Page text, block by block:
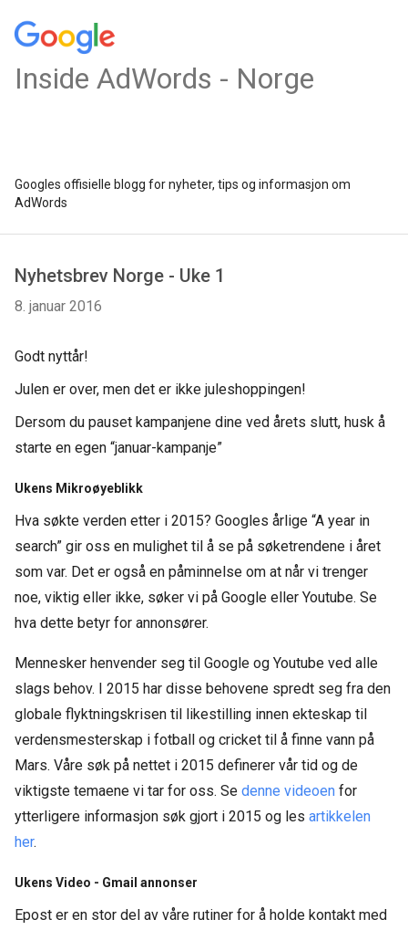
Inside AdWords - Norge
Googles offisielle blogg for nyheter, tips og informasjon om
AdWords
Nyhetsbrev Norge - Uke 1
8. januar 2016
Godt nyttår!
Julen er over, men det er ikke juleshoppingen!
Dersom du pauset kampanjene dine ved årets slutt, husk å
starte en egen “januar-kampanje”
Ukens Mikroøyeblikk
Hva søkte verden etter i 2015? Googles årlige “A year in
search” gir oss en mulighet til å se på søketrendene i året
som var. Det er også en påminnelse om at når vi trenger
noe, viktig eller ikke, søker vi på Google eller Youtube. Se
hva dette betyr for annonsører.
Mennesker henvender seg til Google og Youtube ved alle
slags behov. I 2015 har disse behovene spredt seg fra den
globale flyktningskrisen til likestilling innen ekteskap til
verdensmesterskap i fotball og cricket til å finne vann på
Mars. Våre søk på nettet i 2015 definerer vår tid og de
viktigste temaene vi tar for oss. Se denne videoen for
ytterligere informasjon søk gjort i 2015 og les artikkelen
her.
Ukens Video - Gmail annonser
Epost er en stor del av våre rutiner for å holde kontakt med